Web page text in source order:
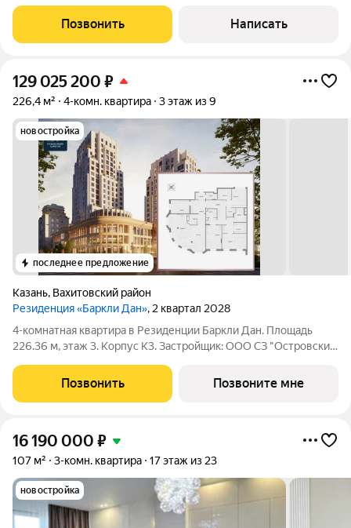
Революционная, 49. Площадь (57 м общая, 40 м жилая):
Планировка «распашонка» классическая и
Позвонить Написать
129 025 200 ₽
226,4 м² 4-комн. квартира 3 этаж из 9
новостройка
последнее предложение
Казань, Вахитовский район
Резиденция «Баркли Дан», 2 квартал 2028
4-комнатная квартира в Резиденции Баркли Дан. Площадь
226.36 м, этаж 3. Корпус К3. Застройщик: ООО СЗ "Островский
возможна ипотека. Премиальная недвижимость в Казани от
федерального застройщика.
Позвонить Позвоните мне
16 190 000 ₽
107 м² 3-комн. квартира 17 этаж из 23
новостройка